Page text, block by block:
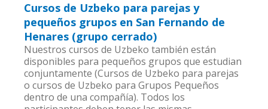
Cursos de Uzbeko para parejas y
pequeños grupos en San Fernando de
Henares (grupo cerrado)
Nuestros cursos de Uzbeko también están
disponibles para pequeños grupos que estudian
conjuntamente (Cursos de Uzbeko para parejas
o cursos de Uzbeko para Grupos Pequeños
dentro de una compañía). Todos los